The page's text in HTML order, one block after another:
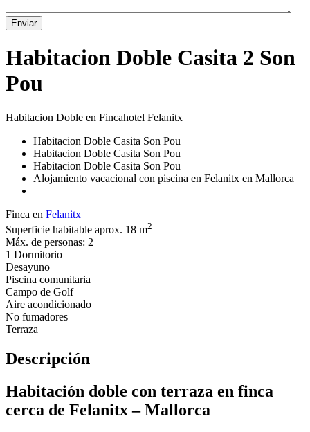
Enviar
Habitacion Doble Casita 2 Son
Pou
Habitacion Doble en Fincahotel Felanitx
Habitacion Doble Casita Son Pou
Habitacion Doble Casita Son Pou
Habitacion Doble Casita Son Pou
Alojamiento vacacional con piscina en Felanitx en Mallorca
Finca en Felanitx
Superficie habitable aprox. 18 m2
Máx. de personas: 2
1 Dormitorio
Desayuno
Piscina comunitaria
Campo de Golf
Aire acondicionado
No fumadores
Terraza
Descripción
Habitación doble con terraza en finca
cerca de Felanitx – Mallorca